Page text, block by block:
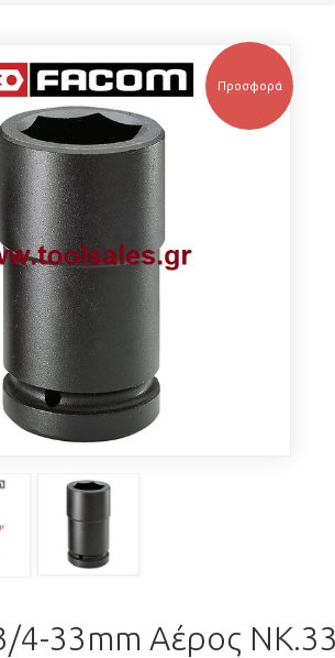
Προσφορά
4-33mm Αέρος